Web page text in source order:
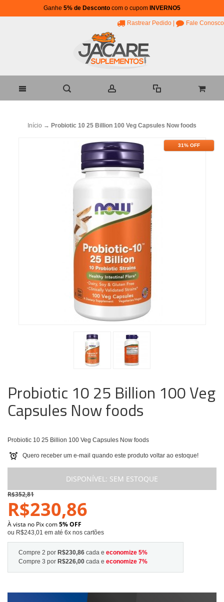
Ganhe 5% de Desconto com o cupom INVERNO5
Rastrear Pedido Fale Conosco
Início → Probiotic 10 25 Billion 100 Veg Capsules Now foods
31% OFF
Probiotic 10 25 Billion 100 Veg
Capsules Now foods
Probiotic 10 25 Billion 100 Veg Capsules Now foods
Quero receber um e-mail quando este produto voltar ao estoque!
DISPONÍVEL: SEM ESTOQUE
R$352,81
R$230,86
À vista no Pix com5% OFF
ou R$243,01 em até 6x nos cartões
Compre 2 por R$230,86 cada e economize 5%
Compre 3 por R$226,00 cada e economize 7%